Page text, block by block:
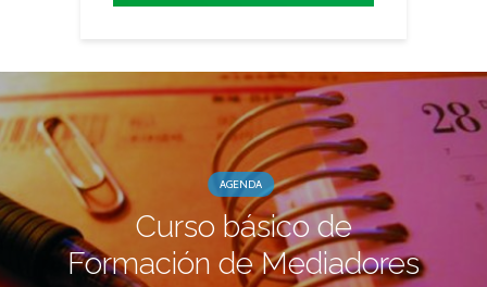
AGENDA
Curso básico de
Formación de Mediadores